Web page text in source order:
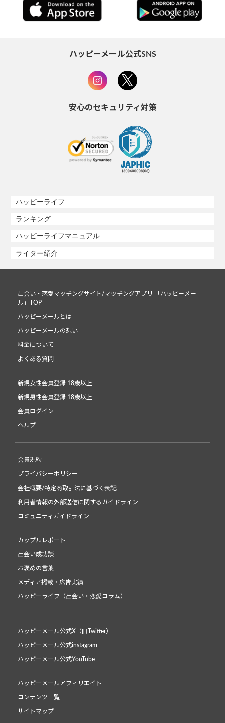
ハッピーメール公式SNS
安心のセキュリティ対策
ハッピーライフ
ランキング
ハッピーライフマニュアル
ライター紹介
出会い・恋愛マッチングサイト/マッチングアプリ 「ハッピーメー
ル」TOP
ハッピーメールとは
ハッピーメールの想い
料金について
よくある質問
新規女性会員登録 18歳以上
新規男性会員登録 18歳以上
会員ログイン
ヘルプ
会員規約
プライバシーポリシー
会社概要/特定商取引法に基づく表記
利用者情報の外部送信に関するガイドライン
コミュニティガイドライン
カップルレポート
出会い成功談
お褒めの言葉
メディア掲載・広告実績
ハッピーライフ（出会い・恋愛コラム）
ハッピーメール公式X（旧Twitter）
ハッピーメール公式instagram
ハッピーメール公式YouTube
ハッピーメールアフィリエイト
コンテンツ一覧
サイトマップ